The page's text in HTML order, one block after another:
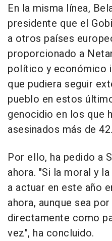
En la misma línea,
presidente que el
a otros países
proporcionado a
político y económico
que pudiera seguir
pueblo en estos
genocidio en los que
asesinados más de
Por ello, ha pedido a
ahora. "Si la moral y
a actuar en este año
ahora, aunque sea
directamente como
vez", ha concluido.